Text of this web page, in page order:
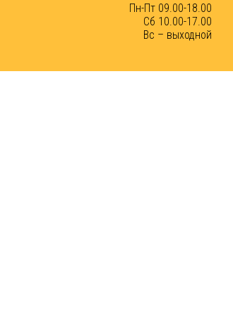
Пн-Пт 09.00-18.00
Сб 10.00-17.00
Вс – выходной